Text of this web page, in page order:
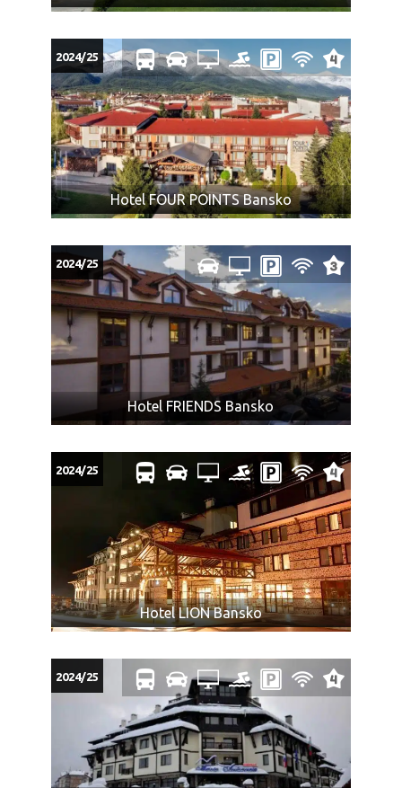
Treća odrasla osoba se može smestiti u dvokrevetnu
za istu naznačena cena. Treća osoba se može smestiti u
dvokrevetnu sobu sa pomoćnim ležajem u svim
hotelima u kojima je za istu naznačena cena.
SKI PASS BANSKO
Hotel FOUR POINTS Bansko
2024/25
Hotel FRIENDS Bansko
2024/25
Hotel LION Bansko
2024/25
2024/25